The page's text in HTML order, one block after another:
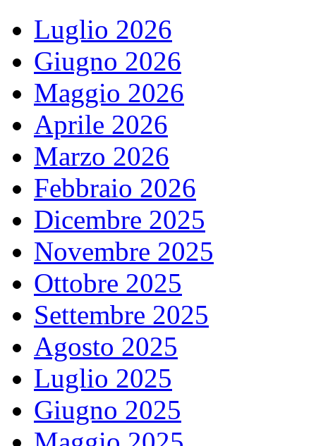
Luglio 2026
Giugno 2026
Maggio 2026
Aprile 2026
Marzo 2026
Febbraio 2026
Dicembre 2025
Novembre 2025
Ottobre 2025
Settembre 2025
Agosto 2025
Luglio 2025
Giugno 2025